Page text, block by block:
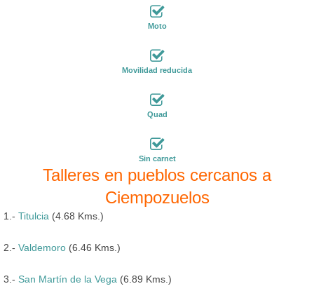
Moto
Movilidad reducida
Quad
Sin carnet
Talleres en pueblos cercanos a
Ciempozuelos
1.- Titulcia (4.68 Kms.)
2.- Valdemoro (6.46 Kms.)
3.- San Martín de la Vega (6.89 Kms.)